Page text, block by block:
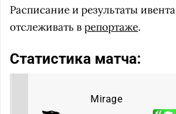
Расписание и результаты
отслеживать врепортаже.
Статистика матча:
Mirage